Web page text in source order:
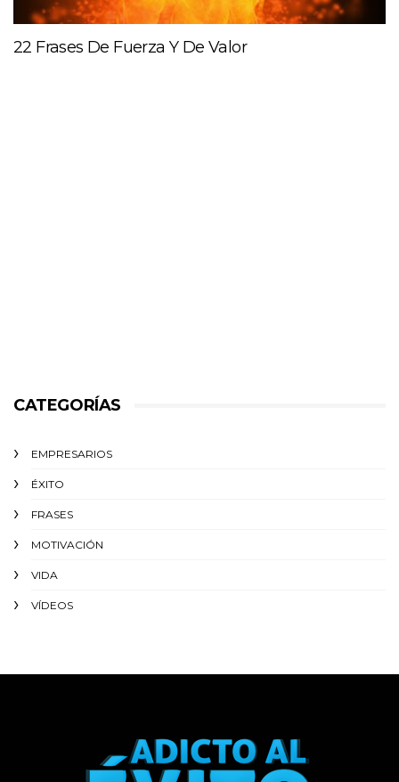
22 Frases De Fuerza Y De Valor
CATEGORÍAS
EMPRESARIOS
ÉXITO‬
FRASES
MOTIVACIÓN
VIDA
VÍDEOS